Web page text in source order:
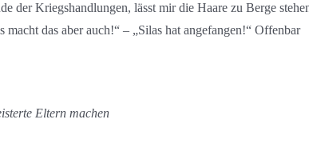
der Kriegshandlungen, lässt mir die Haare zu Berge
das aber auch!“ – „Silas hat angefangen!“ Offenbar
Eltern machen